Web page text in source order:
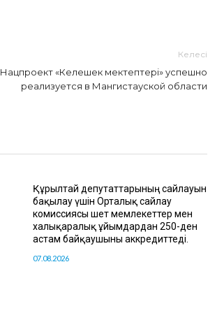
Келесі
Нацпроект «Келешек мектептері» успешно
реализуется в Мангистауской области
Құрылтай депутаттарының сайлауын
бақылау үшін Орталық сайлау
комиссиясы шет мемлекеттер мен
халықаралық ұйымдардан 250-ден
астам байқаушыны аккредиттеді.
07.08.2026